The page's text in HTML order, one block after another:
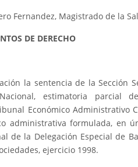
Fernandez, Magistrado de la
DE DERECHO
la sentencia de la Sección
estimatoria parcial
Económico Administrativo
administrativa formulada, en
de la Delegación Especial de
ejercicio 1998.